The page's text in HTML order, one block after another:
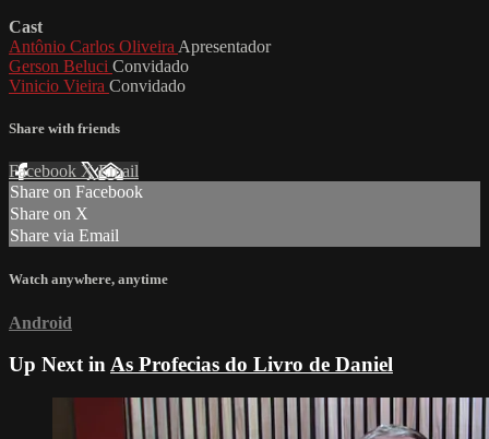
Cast
Antônio Carlos Oliveira Apresentador
Gerson Beluci Convidado
Vinicio Vieira Convidado
Share with friends
Facebook XEmail
Share on Facebook
Share on X
Share via Email
Watch anywhere, anytime
Android
Up Next inAs Profecias do Livro de Daniel